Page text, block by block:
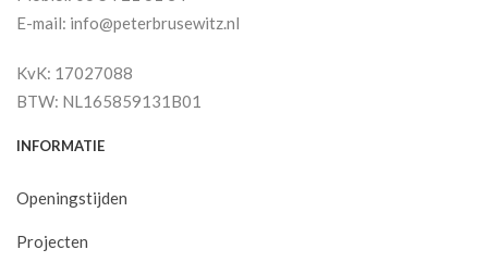
E-mail: info@peterbrusewitz.nl
KvK: 17027088
BTW: NL165859131B01
INFORMATIE
Openingstijden
Projecten